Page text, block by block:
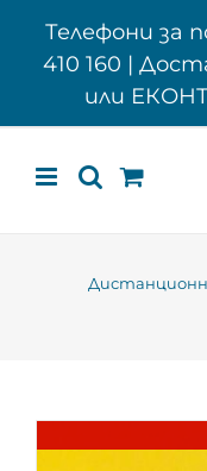
Телефони за
410 160 |
или